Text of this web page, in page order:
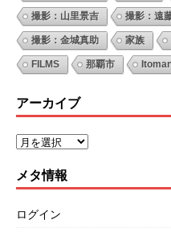
撮影：山里景吉 撮影：遠
撮影：金城真助 家族
FILMS 那覇市
アーカイブ
メタ情報
ログイン